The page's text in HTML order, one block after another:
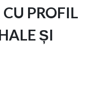
PROFIL
ȘI